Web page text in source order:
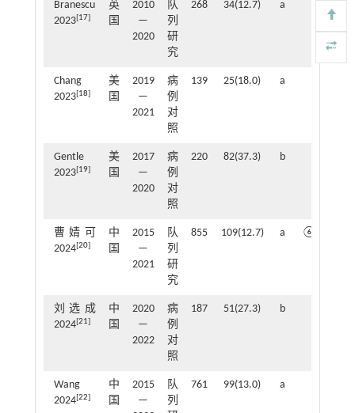
Branescu
2023[17]
英
国
2010
—
2020
队
列
研
究
268 34(12.7) a
Chang
2023[18]
美
国
2019
—
2021
病
例
对
照
139 25(18.0) a
Gentle
2023[19]
美
国
2017
—
2020
病
例
对
照
220 82(37.3) b
曹婧可
2024[20]
中
国
2015
—
2021
队
列
研
究
855 109(12.7) a
刘选成
2024[21]
中
国
2020
—
2022
病
例
对
照
187 51(27.3) b
Wang
2024[22]
中
国
2015
—
队
列
761 99(13.0) a